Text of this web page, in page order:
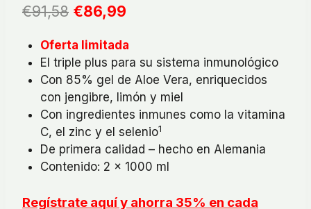
€91,58 El
original
era:
€91,58.
€86,99
actual
es:
€86,99.
Oferta limitada
El triple plus para su sistema inmunológico
Con 85% gel de Aloe Vera, enriquecidos
con jengibre, limón y miel
Con ingredientes inmunes como la vitamina
C, el zinc y el selenio1
De primera calidad – hecho en Alemania
Contenido: 2 x 1000 ml
Regístrate aquí y ahorra 35% en cada